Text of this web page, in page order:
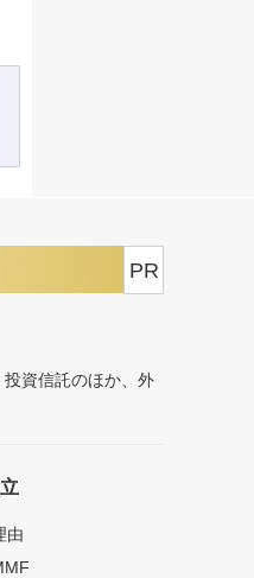
PR
資信託のほか、外
由